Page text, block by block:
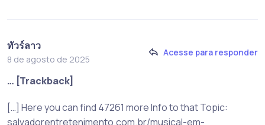
ทัวร์ลาว
8 de agosto de 2025
Acesse para responder
… [Trackback]
[…] Here you can find 47261 more Info to that Topic:
salvadorentretenimento.com.br/musical-em-